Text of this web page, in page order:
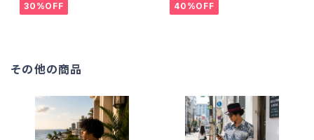
30%OFF 40%OFF
その他の商品